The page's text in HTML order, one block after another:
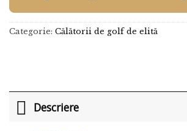
Categorie: Călătorii de golf de elită
Descriere